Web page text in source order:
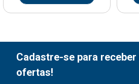
Cadastre-se para
ofertas!